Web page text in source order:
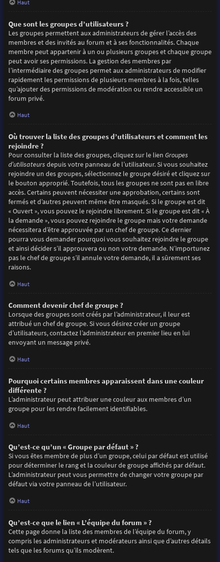
Haut
Que sont les groupes d’utilisateurs ?
Les groupes permettent aux administrateurs de gérer l’accès des
membres et des invités au forum et à ses fonctionnalités. Chaque
membre peut appartenir à un ou plusieurs groupes et chaque groupe
peut avoir ses permissions. La gestion des membres par
l’intermédiaire des groupes permet aux administrateurs de modifier
rapidement les permissions de plusieurs membres à la fois, telles
qu’ajouter des permissions de modération ou rendre accessible un
forum privé.
Haut
Où trouver la liste des groupes d’utilisateurs et comment les
rejoindre ?
Pour consulter la liste des groupes, cliquez sur le lien Groupes
d’utilisateurs depuis votre panneau de l’utilisateur. Si vous souhaitez
rejoindre un des groupes, sélectionnez le groupe désiré et cliquez sur
le bouton approprié. Toutefois, tous les groupes ne sont pas en libre
accès. Certains peuvent nécessiter une approbation, certains sont
fermés et d’autres peuvent même être masqués. Si le groupe est dit
« Ouvert », vous pouvez le rejoindre librement. Si le groupe est dit « À
la demande », vous pouvez rejoindre le groupe mais votre demande
nécessitera d’être approuvée par un chef de groupe. Ce dernier
pourra vous demander pourquoi vous souhaitez rejoindre le groupe
et ainsi décider s’il approuvera ou non votre demande. N’importunez
pas le chef de groupe s’il annule votre demande, il a sûrement ses
raisons.
Haut
Comment devenir chef de groupe ?
Lorsque des groupes sont créés par l’administrateur, il leur est
attribué un chef de groupe. Si vous désirez créer un groupe
d’utilisateurs, contactez l’administrateur en premier lieu en lui
envoyant un message privé.
Haut
Pourquoi certains membres apparaissent dans une couleur
différente ?
L’administrateur peut attribuer une couleur aux membres d’un
groupe pour les rendre facilement identifiables.
Haut
Qu’est-ce qu’un « Groupe par défaut » ?
Si vous êtes membre de plus d’un groupe, celui par défaut est utilisé
pour déterminer le rang et la couleur de groupe affichés par défaut.
L’administrateur peut vous permettre de changer votre groupe par
défaut via votre panneau de l’utilisateur.
Haut
Qu’est-ce que le lien « L’équipe du forum » ?
Cette page donne la liste des membres de l’équipe du forum, y
compris les administrateurs et modérateurs ainsi que d’autres détails
tels que les forums qu’ils modèrent.